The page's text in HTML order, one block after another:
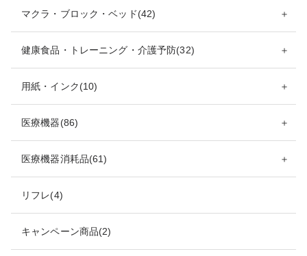
マクラ・ブロック・ベッド(42) ＋
健康食品・トレーニング・介護予防(32) ＋
用紙・インク(10) ＋
医療機器(86) ＋
医療機器消耗品(61) ＋
リフレ(4)
キャンペーン商品(2)